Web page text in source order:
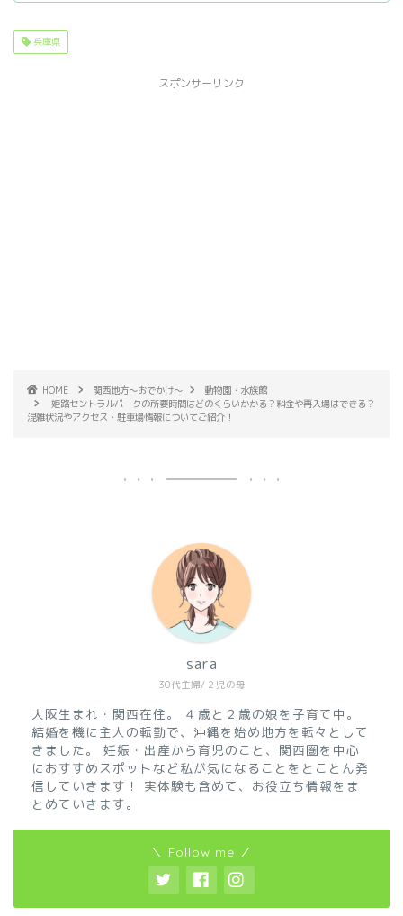
兵庫県
スポンサーリンク
HOME 関西地方～おでかけ～
動物園・水族館
姫路セントラルパークの所要時間はどのくらいかかる？料金や再入場はできる？
混雑状況やアクセス・駐車場情報についてご紹介！
30代主婦/２児の母
sara
大阪生まれ・関西在住。
４歳と２歳の娘を子育て中。
結婚を機に主人の転勤で、沖縄を始め地方を転々として
きました。
妊娠・出産から育児のこと、関西圏を中心
におすすめスポットなど私が気になることをとことん発
信していきます！
実体験も含めて、お役立ち情報をま
とめていきます。
＼ Follow me ／